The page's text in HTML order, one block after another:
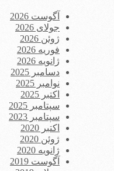
آگوست 2026
جولای 2026
ژوئن 2026
فوریه 2026
ژانویه 2026
دسامبر 2025
نوامبر 2025
اکتبر 2025
سپتامبر 2025
سپتامبر 2023
اکتبر 2020
ژوئن 2020
ژانویه 2020
آگوست 2019